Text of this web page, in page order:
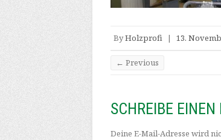
ByHolzprofi | 13.
← Previous
SCHREIBE
Deine E-Mail-Adresse wird